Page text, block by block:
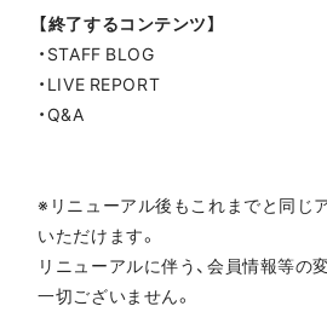
【終了するコンテンツ】
・STAFF BLOG
・LIVE REPORT
・Q&A
※リニューアル後もこれまでと同じ
いただけます。
リニューアルに伴う、会員情報等の
一切ございません。